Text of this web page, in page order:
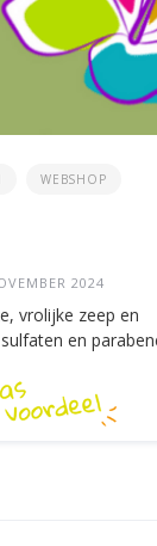
WEBSHOP
2024
vrolijke zeep en
en